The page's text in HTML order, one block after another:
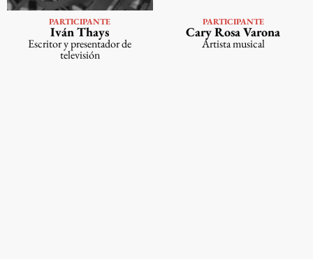
PARTICIPANTE
Iván Thays
Escritor y presentador de
televisión
VER PERFIL
PARTICIPANTE
Cary Rosa Varona
Artista musical